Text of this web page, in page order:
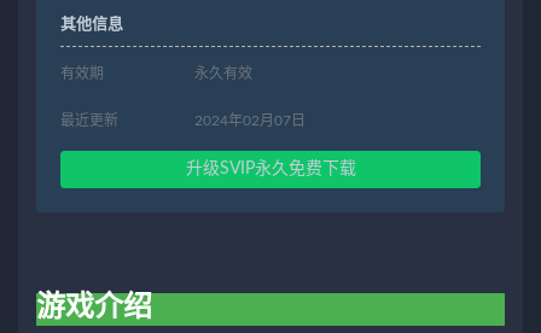
其他信息
有效期 永久有效
最近更新 2024年02月07日
升级SVIP永久免费下载
游戏介绍